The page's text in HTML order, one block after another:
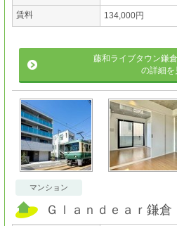
賃料 134,000円
藤和ライブタウン鎌
の詳細を
マンション
Ｇｌａｎｄｅａｒ鎌倉